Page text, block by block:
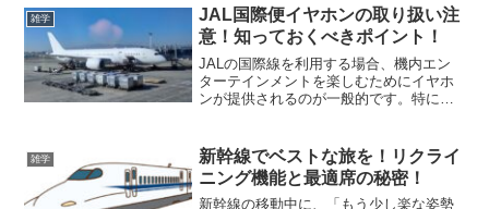
をどのように使い分けるべきかについて
考えてみましょう。この記事...
雑学
JAL国際便イヤホンの取り扱い注
意！知っておくべきポイント！
JALの国際線を利用する場合、機内エン
ターテインメントを楽しむためにイヤホ
ンが提供されるのが一般的です。特に長
聴できるようにイヤホンが配布されま
す。ただし、すべてのイヤ...
雑学
新幹線でベストな旅を！リクライ
ニング機能と最適席の秘密！
新幹線の移動中に、「もう少し楽な姿勢